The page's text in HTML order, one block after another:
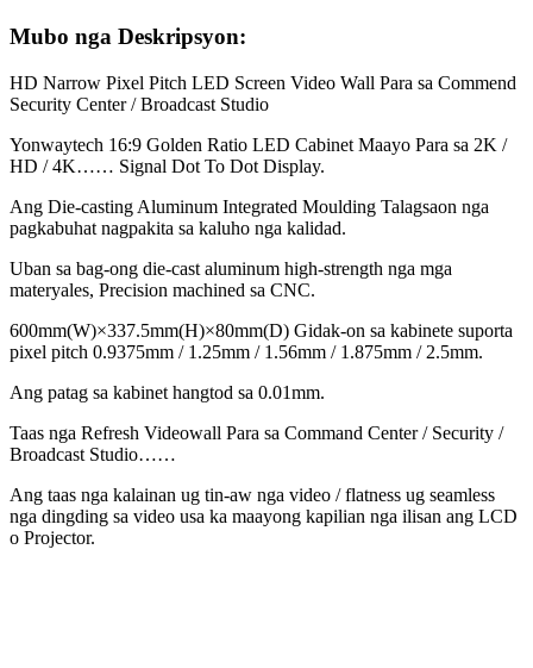
Mubo nga Deskripsyon:
HD Narrow Pixel Pitch LED Screen Video Wall Para sa Commend
Security Center / Broadcast Studio
Yonwaytech 16:9 Golden Ratio LED Cabinet Maayo Para sa 2K /
HD / 4K…… Signal Dot To Dot Display.
Ang Die-casting Aluminum Integrated Moulding Talagsaon nga
pagkabuhat nagpakita sa kaluho nga kalidad.
Uban sa bag-ong die-cast aluminum high-strength nga mga
materyales, Precision machined sa CNC.
600mm(W)×337.5mm(H)×80mm(D) Gidak-on sa kabinete suporta
pixel pitch 0.9375mm / 1.25mm / 1.56mm / 1.875mm / 2.5mm.
Ang patag sa kabinet hangtod sa 0.01mm.
Taas nga Refresh Videowall Para sa Command Center / Security /
Broadcast Studio……
Ang taas nga kalainan ug tin-aw nga video / flatness ug seamless
nga dingding sa video usa ka maayong kapilian nga ilisan ang LCD
o Projector.